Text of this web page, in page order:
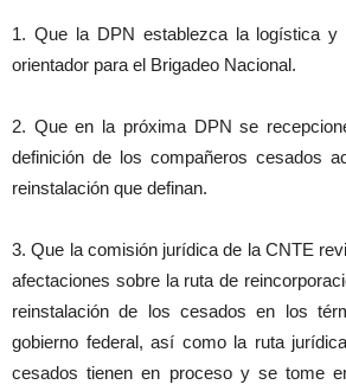
1. Que la DPN establezca la logística y
orientador para el Brigadeo Nacional.
2. Que en la próxima DPN se
definición de los compañeros cesados
reinstalación que definan.
3. Que la comisión jurídica de la CNTE
afectaciones sobre la ruta de
reinstalación de los cesados en los
gobierno federal, así como la ruta
cesados tienen en proceso y se tome